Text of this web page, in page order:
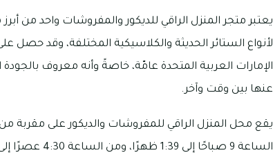
يعتبر متجر المنزل الراقي للديكور والمفروشات واحد من
لأنواع الستائر الحديثة والكلاسيكية المختلفة، وقد حصل
الإمارات العربية المتحدة عامّة، خاصةً وأنه معروف
عنها بين وقت وآخر.
يقع محل المنزل الراقي للمفروشات والديكور على مقربة